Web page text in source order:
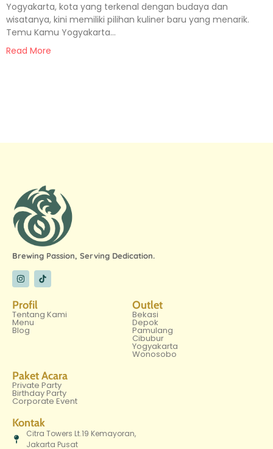
Yogyakarta, kota yang terkenal dengan budaya dan
wisatanya, kini memiliki pilihan kuliner baru yang menarik.
Temu Kamu Yogyakarta…
Read More
Brewing Passion, Serving Dedication.
Profil
Tentang Kami
Menu
Blog
Outlet
Bekasi
Depok
Pamulang
Cibubur
Yogyakarta
Wonosobo
Paket Acara
Private Party
Birthday Party
Corporate Event
Kontak
Citra Towers Lt.19 Kemayoran,
Jakarta Pusat